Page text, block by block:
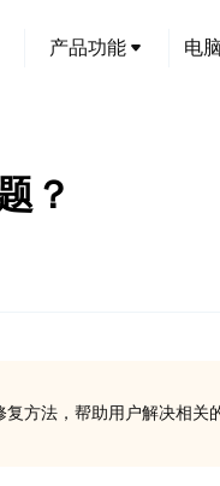
产品功能 电
？
方法，帮助用户解决相关